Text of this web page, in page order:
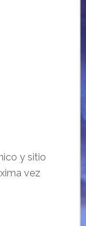
y sitio
vez